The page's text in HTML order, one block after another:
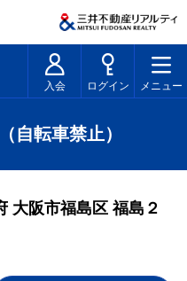
入会 ログイン メニュー
自転車禁止）
大阪市福島区 福島２